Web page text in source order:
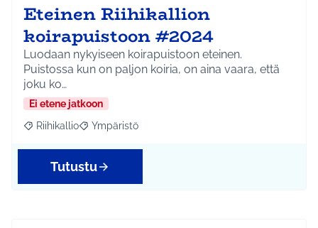
Eteinen Riihikallion
koirapuistoon #2024
Luodaan nykyiseen koirapuistoon eteinen.
Puistossa kun on paljon koiria, on aina vaara, että
joku ko…
Ei etene jatkoon
Rajaa tulokset aihepiirin mukaan: Riihikallio
Riihikallio Rajaa tulokset teeman mukaan: Ympäristö
Ympäristö
Tutustu